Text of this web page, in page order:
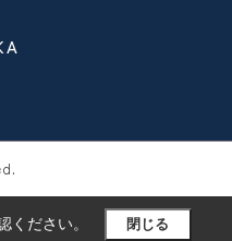
ください。 閉じる